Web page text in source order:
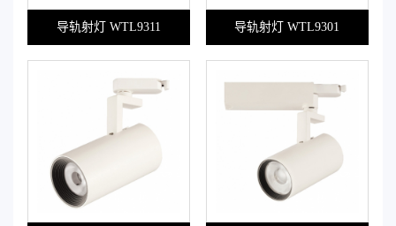
导轨射灯 WTL9311 导轨射灯 WTL9301